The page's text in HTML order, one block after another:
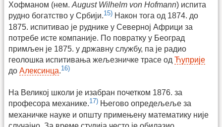
Хофманом (нем. August Wilhelm von Hofmann) испита
рудно богатство у Србији.15) Након тога од 1874. до
1875. испитивао је руднике у Северној Африци за
потребе исте компаније. По повратку у Београд
примљен је 1875. у државну службу, па је радио
геолошка испитивања жељезничке трасе од Ћуприје
до Алексинца.16)
На Великој школи је изабран почетком 1876. за
професора механике.17) Његово опредељеље за
механичке науке и општу примењену математику није